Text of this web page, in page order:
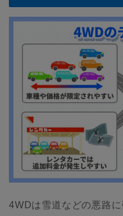
4WDは雪道などの悪路